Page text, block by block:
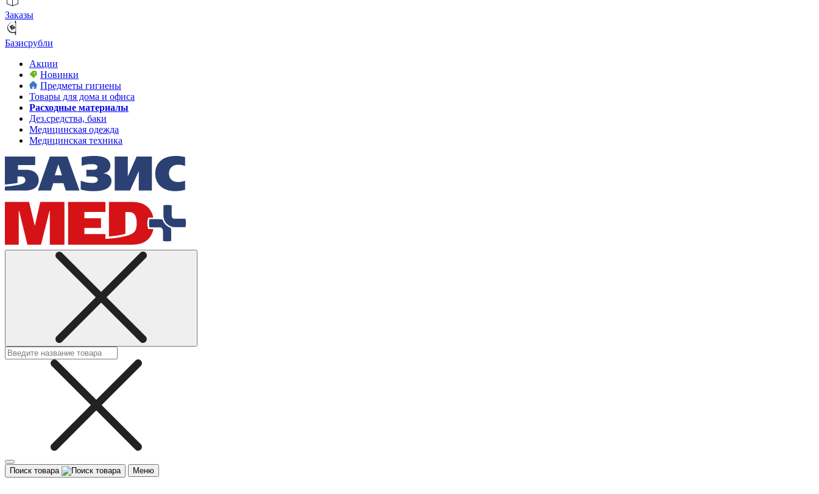
Заказы
Базисрубли
Акции
Новинки
Предметы гигиены
Товары для дома и офиса
Расходные материалы
Дез.средства, баки
Медицинская одежда
Медицинская техника
Поиск товара Меню